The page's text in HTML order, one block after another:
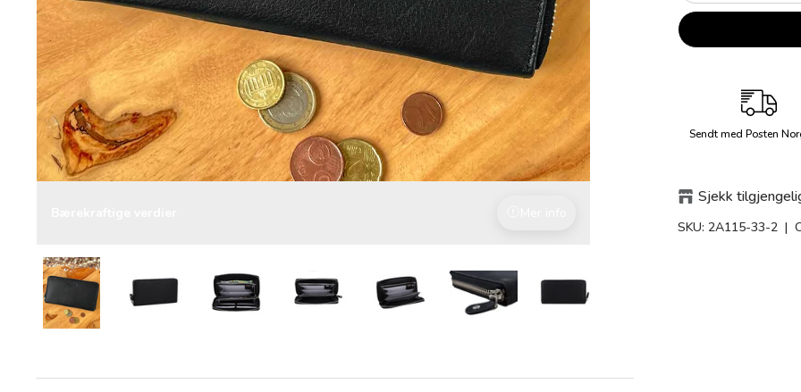
Sendt med Posten
Sjekk
SKU: 2A115-33-2 |